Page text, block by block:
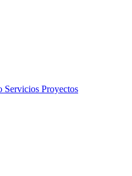
Servicios Proyectos